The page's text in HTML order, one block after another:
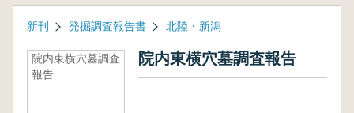
新刊 発掘調査報告書 北陸・新潟
院内東横穴墓調査
報告
院内東横穴墓調査報告